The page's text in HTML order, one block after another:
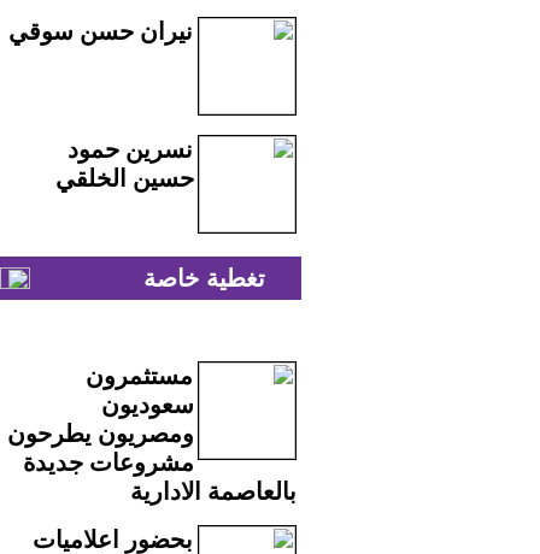
نيران حسن سوقي
نسرين حمود
حسين الخلقي
تغطية خاصة
مستثمرون
سعوديون
ومصريون يطرحون
مشروعات جديدة
بالعاصمة الادارية
بحضور اعلاميات